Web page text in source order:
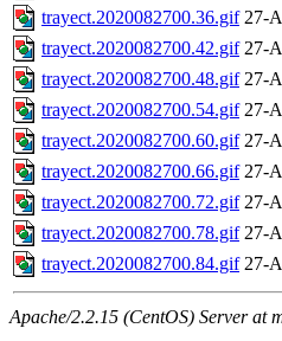
trayect.2020082700.36.gif 27-
trayect.2020082700.42.gif 27-
trayect.2020082700.48.gif 27-
trayect.2020082700.54.gif 27-
trayect.2020082700.60.gif 27-
trayect.2020082700.66.gif 27-
trayect.2020082700.72.gif 27-
trayect.2020082700.78.gif 27-
trayect.2020082700.84.gif 27-
Apache/2.2.15 (CentOS) Server at